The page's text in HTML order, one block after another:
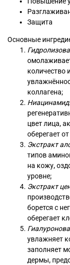
Защита
Основные
количество
коллагена;
Ниацинамид.
цвет лица,
оберегает
Экстракт
типов
на кожу,
уровне;
Экстракт
борется с
оберегает
увлажняет
заполняет
дермы,